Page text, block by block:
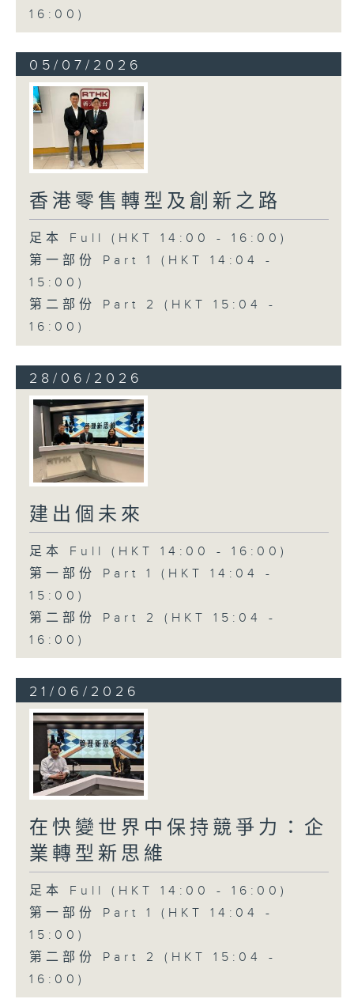
16:00)
05/07/2026
香港零售轉型及創新之路
足本 Full (HKT 14:00 - 16:00)
第一部份 Part 1 (HKT 14:04 -
15:00)
第二部份 Part 2 (HKT 15:04 -
16:00)
28/06/2026
建出個未來
足本 Full (HKT 14:00 - 16:00)
第一部份 Part 1 (HKT 14:04 -
15:00)
第二部份 Part 2 (HKT 15:04 -
16:00)
21/06/2026
在快變世界中保持競爭力：企
業轉型新思維
足本 Full (HKT 14:00 - 16:00)
第一部份 Part 1 (HKT 14:04 -
15:00)
第二部份 Part 2 (HKT 15:04 -
16:00)